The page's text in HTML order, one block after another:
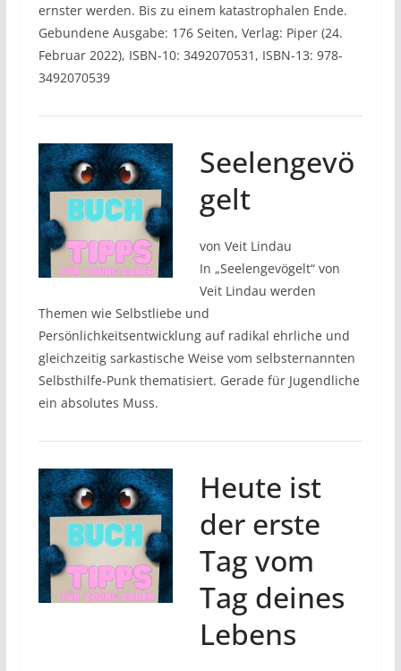
ernster werden. Bis zu einem katastrophalen Ende.
Gebundene Ausgabe: 176 Seiten, Verlag: Piper (24.
Februar 2022), ISBN-10: 3492070531, ISBN-13: 978-
3492070539
Seelengevö
gelt
von Veit Lindau
In „Seelengevögelt“ von
Veit Lindau werden
Themen wie Selbstliebe und
Persönlichkeitsentwicklung auf radikal ehrliche und
gleichzeitig sarkastische Weise vom selbsternannten
Selbsthilfe-Punk thematisiert. Gerade für Jugendliche
ein absolutes Muss.
Heute ist
der erste
Tag vom
Tag deines
Lebens